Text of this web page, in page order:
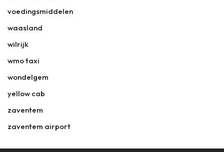
voedingsmiddelen
waasland
wilrijk
wmo taxi
wondelgem
yellow cab
zaventem
zaventem airport